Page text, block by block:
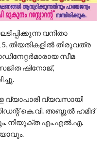
വനിതാ
തിയതികളില്‍ തിരുവത്ര
സീമ
ഷിനോജ്,
വ്യാപാരി വ്യവസായി
കെ.വി. അബ്ദുല്‍ ഹമീദ്
നിയുക്ത എം.എല്‍.എ.